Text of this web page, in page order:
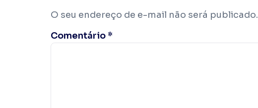
O seu endereço de e-mail não será publicado.
Comentário *